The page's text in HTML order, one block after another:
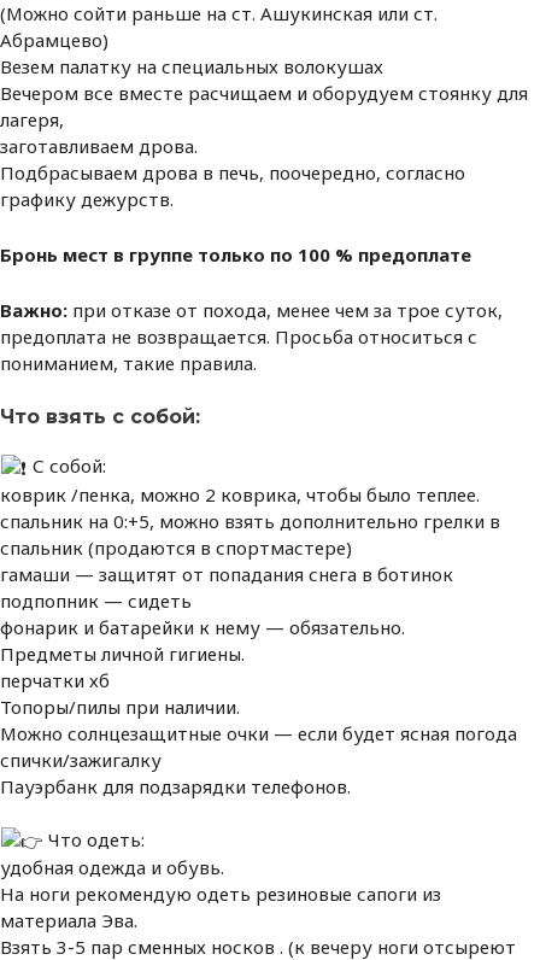
(Можно сойти раньше на ст. Ашукинская или ст.
Абрамцево)
Везем палатку на специальных волокушах
Вечером все вместе расчищаем и оборудуем стоянку для
лагеря,
заготавливаем дрова.
Подбрасываем дрова в печь, поочередно, согласно
графику дежурств.
Бронь мест в группе только по 100 % предоплате
Важно: при отказе от похода, менее чем за трое суток,
предоплата не возвращается. Просьба относиться с
пониманием, такие правила.
Что взять с собой:
С собой:
коврик /пенка, можно 2 коврика, чтобы было теплее.
спальник на 0:+5, можно взять дополнительно грелки в
спальник (продаются в спортмастере)
гамаши — защитят от попадания снега в ботинок
подпопник — сидеть
фонарик и батарейки к нему — обязательно.
Предметы личной гигиены.
перчатки хб
Топоры/пилы при наличии.
Можно солнцезащитные очки — если будет ясная погода
спички/зажигалку
Пауэрбанк для подзарядки телефонов.
Что одеть:
удобная одежда и обувь.
На ноги рекомендую одеть резиновые сапоги из
материала Эва.
Взять 3-5 пар сменных носков . (к вечеру ноги отсыреют